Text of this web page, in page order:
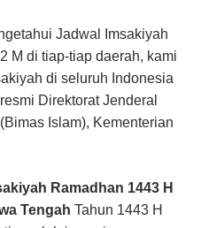
Jadwal Imsakiyah
M di tiap-tiap daerah, kami
di seluruh Indonesia
Direktorat Jenderal
Islam), Kementerian
Ramadhan 1443 H
Tengah Tahun 1443 H